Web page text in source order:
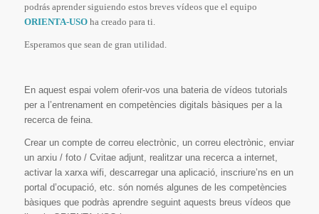
podrás aprender siguiendo estos breves vídeos que el equipo
ORIENTA-USOha creado para ti.
Esperamos que sean de gran utilidad.
En aquest espai volem oferir-vos una bateria de vídeos tutorials
per a l’entrenament en competències digitals bàsiques per a la
recerca de feina.
Crear un compte de correu electrònic, un correu electrònic, enviar
un arxiu / foto / Cvitae adjunt, realitzar una recerca a internet,
activar la xarxa wifi, descarregar una aplicació, inscriure’ns en un
portal d’ocupació, etc. són només algunes de les competències
bàsiques que podràs aprendre seguint aquests breus vídeos que